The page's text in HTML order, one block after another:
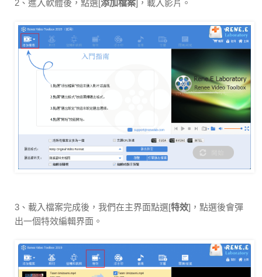
2、進入軟體後，點選[ 添加檔案 ]，載入影片。
3、載入檔案完成後，我們在主界面點選[特效]，點選後會彈
出一個特效編輯界面。